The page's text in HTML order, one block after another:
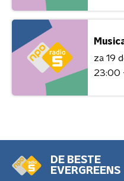
za 19
23:00
DE BESTE
EVERGREENS